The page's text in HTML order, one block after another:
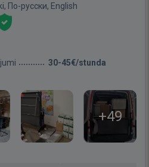
По-русски, English
30-45€/stunda
+49